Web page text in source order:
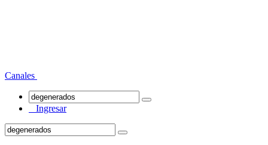
Canales
Ingresar